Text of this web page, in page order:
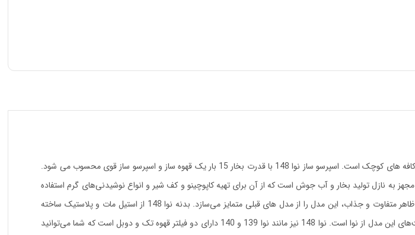
اسپرسوساز نوا 148 NOVA با طراحی عالی یک دستگاه پر قدرت و کاملاً کاربردی برای مصارف خانگی و یا کافه های کوچک است. اسپرسو ساز نوا 148 با قدرت بخار 15 بار یک قهوه ساز و اسپرسو ساز قوی محسوب می شود.
اسپرسو خارج شده از این دستگاه با کرمای عالی نشان دهنده ی قدرت بسیار خوب نوا 148 است. نوا 148 مجهز به نازل تولید بخار و آب جوش است که از آن برای تهیه کاپوچینو و کف شیر و انواع نوشیدنی‌های گرم استفاده
می‌شود. در مدل نوا 148 نازل بخار قابل چرخش طراحی شده است که استفاده از آن را ساده کرده است. ظاهر متفاوت و جذاب، این مدل را از مدل های قبلی متمایز می‌سازد. بدنه نوا 148 از استیل مات و پلاستیک ساخته
شده که زیبایی آن را دو چندان کرده است. همچنین ظرفیت آب بیشتر نسبت به مدل های پیشین از مزیت‌های این مدل از نوا است. نوا 148 نیز مانند نوا 139 و 140 دارای دو فیلتر قهوه تک و دوبل است که شما می‌توانید